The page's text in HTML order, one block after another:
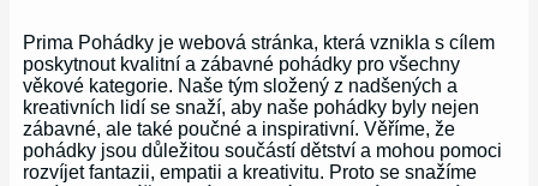
Prima Pohádky je webová stránka, která vznikla s cílem
poskytnout kvalitní a zábavné pohádky pro všechny
věkové kategorie. Naše tým složený z nadšených a
kreativních lidí se snaží, aby naše pohádky byly nejen
zábavné, ale také poučné a inspirativní. Věříme, že
pohádky jsou důležitou součástí dětství a mohou pomoci
rozvíjet fantazii, empatii a kreativitu. Proto se snažíme